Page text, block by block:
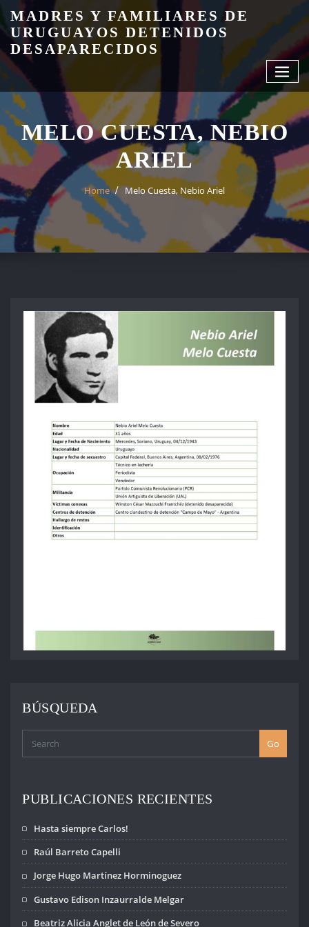
Skip
to
content
MADRES Y FAMILIARES DE
URUGUAYOS DETENIDOS
DESAPARECIDOS
MELO CUESTA, NEBIO
ARIEL
Home Melo Cuesta, Nebio Ariel
BÚSQUEDA
Go
PUBLICACIONES RECIENTES
Hasta siempre Carlos!
Raúl Barreto Capelli
Jorge Hugo Martínez Horminoguez
Gustavo Edison Inzaurralde Melgar
Beatriz Alicia Anglet de León de Severo